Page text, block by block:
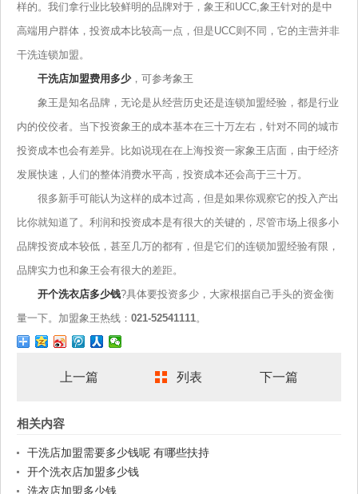
样的。我们拿行业比较鲜明的品牌对于，象王和UCC,象王针对的是中
高端用户群体，投资成本比较高一点，但是UCC则不同，它的主营并非
干洗连锁加盟。
干洗店加盟费用多少，可参考象王
象王是知名品牌，无论是从经营历史还是连锁加盟经验，都是行业
内的佼佼者。当下投资象王的成本基本在三十万左右，针对不同的城市
投资成本也会有差异。比如说现在在上海投资一家象王店面，由于经济
发展快速，人们的整体消费水平高，投资成本还会高于三十万。
很多新手可能认为这样的成本过高，但是如果你观察它的投入产出
比你就知道了。利润和投资成本是有很大的关键的，尽管市场上很多小
品牌投资成本较低，甚至几万的都有，但是它们的连锁加盟经验有限，
品牌实力也和象王会有很大的差距。
开个洗衣店多少钱?具体要投资多少，大家根据自己手头的资金衡
量一下。加盟象王热线： 021-52541111。
上一篇 列表 下一篇
相关内容
干洗店加盟需要多少钱呢 有哪些扶持
开个洗衣店加盟多少钱
洗衣店加盟多少钱